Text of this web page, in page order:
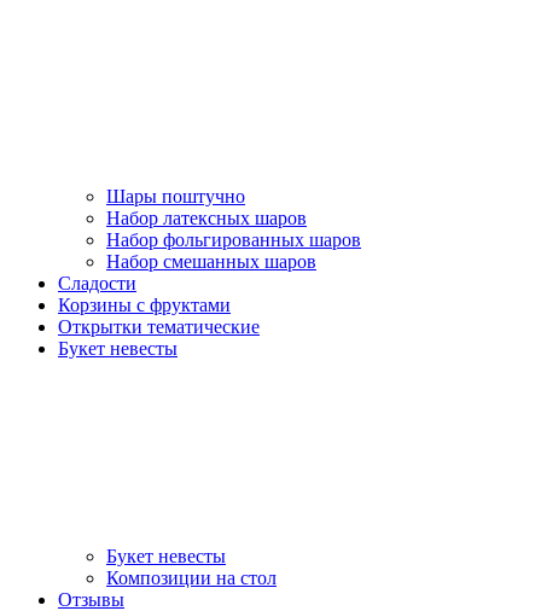
Шары поштучно
Набор латексных шаров
Набор фольгированных шаров
Набор смешанных шаров
Сладости
Корзины с фруктами
Открытки тематические
Букет невесты
Букет невесты
Композиции на стол
Отзывы